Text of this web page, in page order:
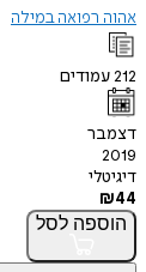
אהוה רפואה במילה
212עמודים
דצמבר
2019
דיגיטלי
₪44
הוספה לסל